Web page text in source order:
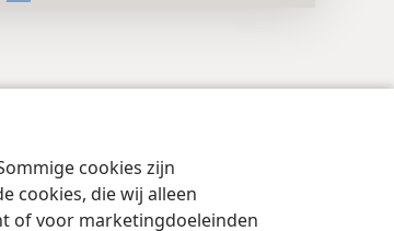
cookies zijn
cookies, die wij alleen
of voor marketingdoeleinden